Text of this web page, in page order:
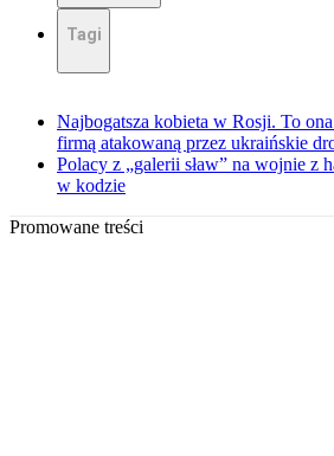
Tagi
Najbogatsza kobieta w Rosji. To
firmą atakowaną przez ukraińskie
Polacy z „galerii sław” na wojnie z
w kodzie
Promowane treści